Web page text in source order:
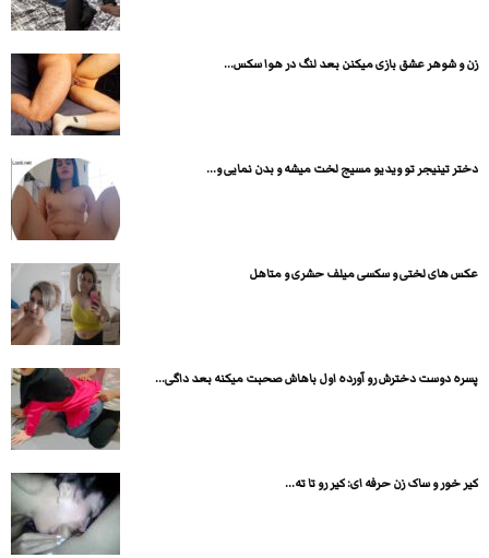
زن و شوهر عشق بازی میکنن بعد لنگ در هوا سکس...
دختر تینیجر تو ویدیو مسیج لخت میشه و بدن نمایی و...
عکس های لختی و سکسی میلف حشری و متاهل
پسره دوست دخترش رو آورده اول باهاش صحبت میکنه بعد داگی...
کیر خور و ساک زن حرفه ای: کیر رو تا ته...